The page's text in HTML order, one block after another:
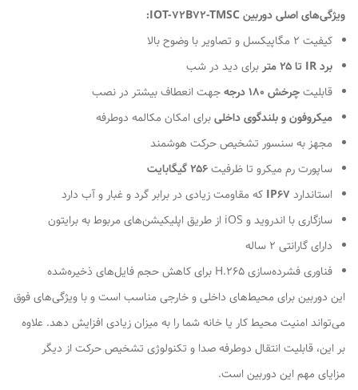
ویژگی‌های اصلی دوربین IOT-72B72-TMSC:
کیفیت ۲ مگاپیکسل و تصاویر با وضوح بالا
برد IR تا ۲۵ متر
برای دید در شب
قابلیتچرخش ۱۸۰ درجه
جهت انعطاف بیشتر در نصب
میکروفون و بلندگوی داخلیبرای امکان مکالمه دوطرفه
مجهز به سنسور تشخیص حرکت هوشمند
ساپورت رم میکرو تا ظرفیت۲۵۶ گیگابایت
استاندارد IP67 که مقاومت زیادی در برابر گرد و غبار و آب دارد
سازگاری با اندروید و iOS از طریق اپلیکیشن‌های مربوط به برایتون
دارای گارانتی ۲ ساله
فناوری فشرده‌سازی H.265 برای کاهش حجم فایل‌های ذخیره‌شده
این دوربین برای محیط‌های داخلی و خارجی مناسب است و با ویژگی‌های فوق
می‌تواند امنیت محیط کار یا خانه شما را به میزان زیادی افزایش دهد. علاوه
بر این، قابلیت انتقال دوطرفه صدا و تکنولوژی تشخیص حرکت از دیگر
مزایای مهم این دوربین است.